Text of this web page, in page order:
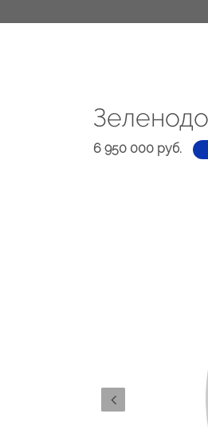
6 950 000 руб.